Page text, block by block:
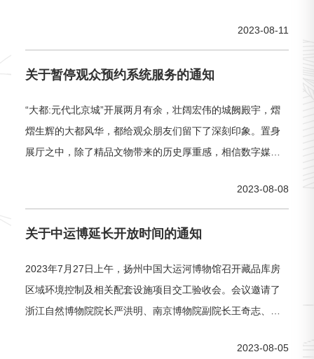
给您带来不便，敬请谅解。中国大运河博物馆2023年2023-08-11
关于暂停观众预约系统服务的通知
“大都:元代北京城”开展两月有余，壮阔宏伟的城阙殿宇，熠
熠生辉的大都风华，都给观众朋友们留下了深刻印象。置身
展厅之中，除了精品文物带来的历史厚重感，相信数字媒
展厅内的数字展项，在数字视域下，一起云端漫游这座宏伟
2023-08-08
关于中运博延长开放时间的通知
2023年7月27日上午，扬州中国大运河博物馆召开藏品库房
区域环境控制及相关配套设施项目交工验收会。会议邀请了
浙江自然博物院院长严洪明、南京博物院副院长王奇志、世
峻、苏州博物馆副馆长茅艳等专家参加验收评审。专家组听
2023-08-05